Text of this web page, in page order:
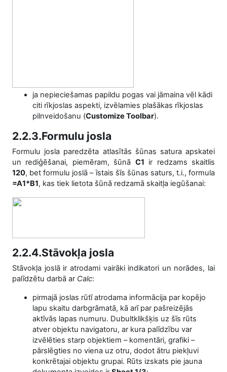
ja nepieciešamas papildu pogas vai jāmaina vēl kādi
citi rīkjoslas aspekti, izvēlamies plašākas rīkjoslas
pilnveidošanu (Customize Toolbar).
2.2.3.Formulu josla
Formulu josla paredzēta atlasītās šūnas satura apskatei
un rediģēšanai, piemēram, šūnā C1 ir redzams skaitlis
120, bet formulu joslā – īstais šīs šūnas saturs, t.i., formula
=A1*B1, kas tiek lietota šūnā redzamā skaitļa iegūšanai:
2.2.4.Stāvokļa josla
Stāvokļa joslā ir atrodami vairāki indikatori un norādes, lai
palīdzētu darbā ar Calc:
pirmajā joslas rūtī atrodama informācija par kopējo
lapu skaitu darbgrāmatā, kā arī par pašreizējās
aktīvās lapas numuru. Dubultklikšķis uz šīs rūts
atver objektu navigatoru, ar kura palīdzību var
izvēlēties starp objektiem – komentāri, grafiki –
pārslēgties no viena uz otru, dodot ātru piekļuvi
konkrētajai objektu grupai. Rūts izskats pie jauna